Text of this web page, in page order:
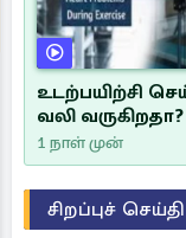
உடற்பயிற்சி
வலி
எச்சரிக்கை
1 நாள் முன்
சிறப்புச்